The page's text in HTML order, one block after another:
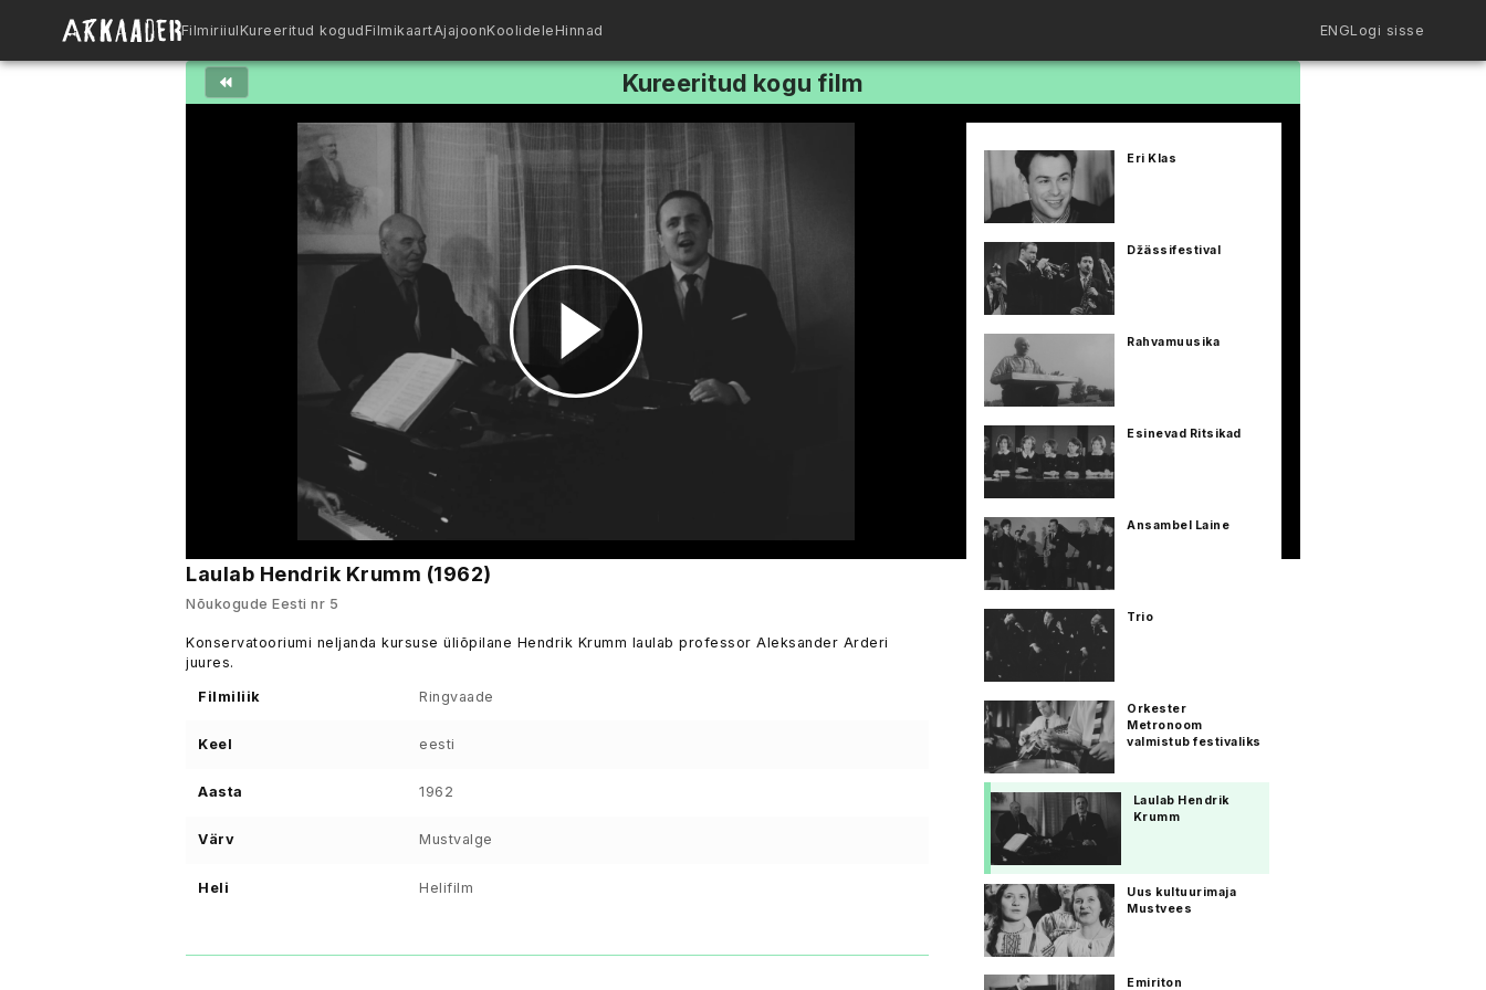
Filmiriiul Kureeritud kogud FilmikaartAjajoonKoolidele Hinnad ENGLogi sisse
Kureeritud kogu film
Esita
video
Laulab Hendrik Krumm (1962)
Nõukogude Eesti nr 5
Konservatooriumi neljanda kursuse üliõpilane Hendrik Krumm laulab professor Aleksander Arderi
juures.
Filmiliik Ringvaade
Keel eesti
Aasta 1962
Värv Mustvalge
Heli Helifilm
Eri Klas
Džässifestival
Rahvamuusika
Esinevad Ritsikad
Ansambel Laine
Trio
Orkester
Metronoom
valmistub festivaliks
Laulab Hendrik
Krumm
Uus kultuurimaja
Mustvees
Emiriton